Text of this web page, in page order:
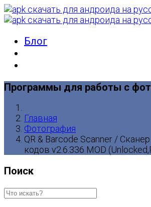
Блог
Программы для работы с
Главная
Фотография
QR & Barcode Scanner /
кодов v2.6.336 MOD
Поиск